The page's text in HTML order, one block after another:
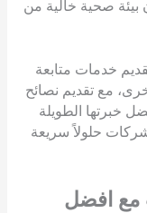
صحية خالية من
خدمات متابعة
مع تقديم نصائح
خبرتها الطويلة
حلولاً سريعة
مع افضل